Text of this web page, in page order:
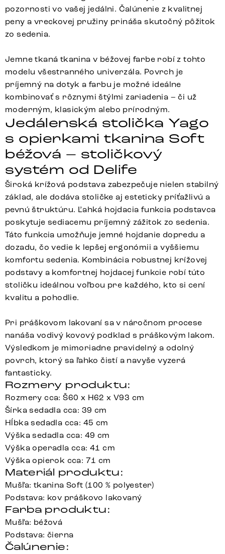
pozornosti vo vašej jedálni. Čalúnenie z kvalitnej
peny a vreckovej pružiny prináša skutočný pôžitok
zo sedenia.
Jemne tkaná tkanina v béžovej farbe robí z tohto
modelu všestranného univerzála. Povrch je
príjemný na dotyk a farbu je možné ideálne
kombinovať s rôznymi štýlmi zariadenia – či už
moderným, klasickým alebo prírodným.
Jedálenská stolička Yago
s opierkami tkanina Soft
béžová – stoličkový
systém od Delife
Široká krížová podstava zabezpečuje nielen stabilný
základ, ale dodáva stoličke aj esteticky príťažlivú a
pevnú štruktúru. Ľahká hojdacia funkcia podstavca
poskytuje sediacemu príjemný zážitok zo sedenia.
Táto funkcia umožňuje jemné hojdanie dopredu a
dozadu, čo vedie k lepšej ergonómii a vyššiemu
komfortu sedenia. Kombinácia robustnej krížovej
podstavy a komfortnej hojdacej funkcie robí túto
stoličku ideálnou voľbou pre každého, kto si cení
kvalitu a pohodlie.
Pri práškovom lakovaní sa v náročnom procese
nanáša vodivý kovový podklad s práškovým lakom.
Výsledkom je mimoriadne pravidelný a odolný
povrch, ktorý sa ľahko čistí a navyše vyzerá
fantasticky.
Rozmery produktu:
Rozmery cca: Š60 x H62 x V93 cm
Šírka sedadla cca: 39 cm
Hĺbka sedadla cca: 45 cm
Výška sedadla cca: 49 cm
Výška operadla cca: 41 cm
Výška opierok cca: 71 cm
Materiál produktu:
Mušľa: tkanina Soft (100 % polyester)
Podstava: kov práškovo lakovaný
Farba produktu:
Mušľa: béžová
Podstava: čierna
Čalúnenie: